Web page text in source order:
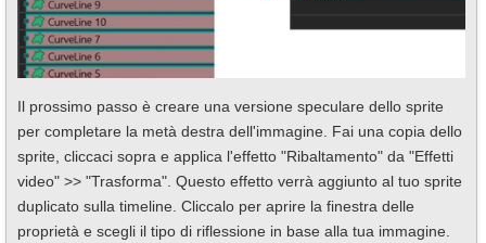
Il prossimo passo è creare una versione speculare dello sprite
per completare la metà destra dell'immagine. Fai una copia dello
sprite, cliccaci sopra e applica l'effetto "Ribaltamento" da "Effetti
video" >> "Trasforma". Questo effetto verrà aggiunto al tuo sprite
duplicato sulla timeline. Cliccalo per aprire la finestra delle
proprietà e scegli il tipo di riflessione in base alla tua immagine.